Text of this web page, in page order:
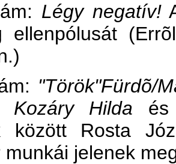
Légy negatív!
ellenpólusát
"Török"Fürdõ/
Kozáry Hilda
között Rosta
munkái jelenek